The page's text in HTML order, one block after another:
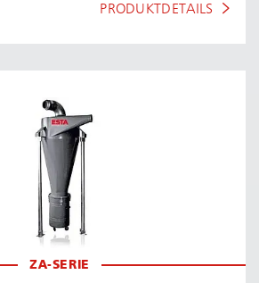
PRODUKTDETAILS
ZA-SERIE